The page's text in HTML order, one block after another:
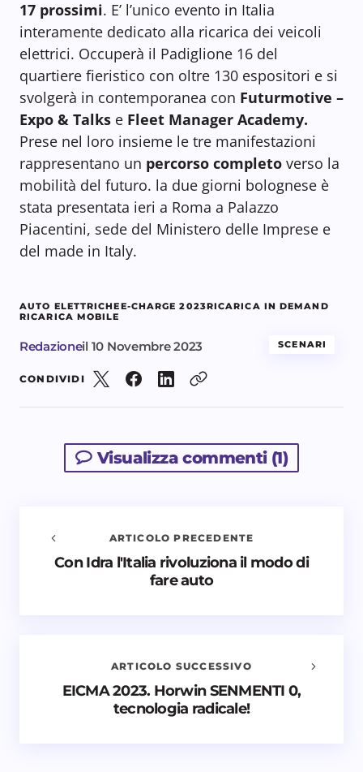
17 prossimi. E’ l’unico evento in Italia
interamente dedicato alla ricarica dei veicoli
elettrici. Occuperà il Padiglione 16 del
quartiere fieristico con oltre 130 espositori e si
svolgerà in contemporanea con Futurmotive –
Expo & Talks e Fleet Manager Academy.
Prese nel loro insieme le tre manifestazioni
rappresentano un percorso completo verso la
mobilità del futuro. la due giorni bolognese è
stata presentata ieri a Roma a Palazzo
Piacentini, sede del Ministero delle Imprese e
del made in Italy.
AUTO ELETTRICHEE-CHARGE 2023RICARICA IN DEMAND
RICARICA MOBILE
Redazioneil 10 Novembre 2023 SCENARI
CONDIVIDI
Visualizza commenti (1)
Avvisami quando vengono aggiunti nuovi
ARTICOLO PRECEDENTE
Con Idra l'Italia rivoluziona il modo di
fare auto
ARTICOLO SUCCESSIVO
EICMA 2023. Horwin SENMENTI 0,
tecnologia radicale!